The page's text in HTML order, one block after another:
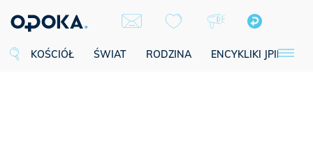
KOŚCIÓŁ ŚWIAT RODZINA ENCYKLIKI JPII